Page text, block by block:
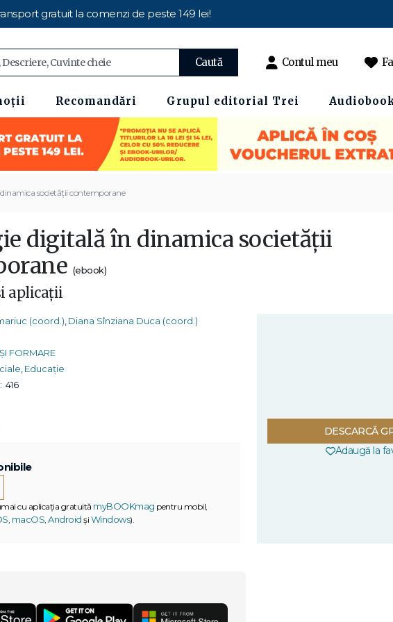
gratuit la comenzi de peste 149 lei!
Caută Contul meu
Recomandări Grupul editorial Trei
societății contemporane
digitală în dinamica societății
(ebook)
aplicații
(coord.) Diana Sînziana Duca (coord.)
FORMARE
Educație
416
cu aplicația gratuită myBOOKmag pentru mobil,
, macOS, Android și Windows).
DESCARCĂ
Adaugă la